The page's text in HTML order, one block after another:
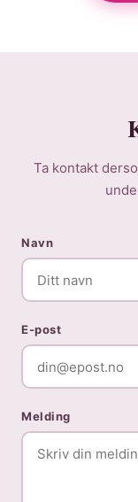
Ta kontakt
Navn
E-post
Melding